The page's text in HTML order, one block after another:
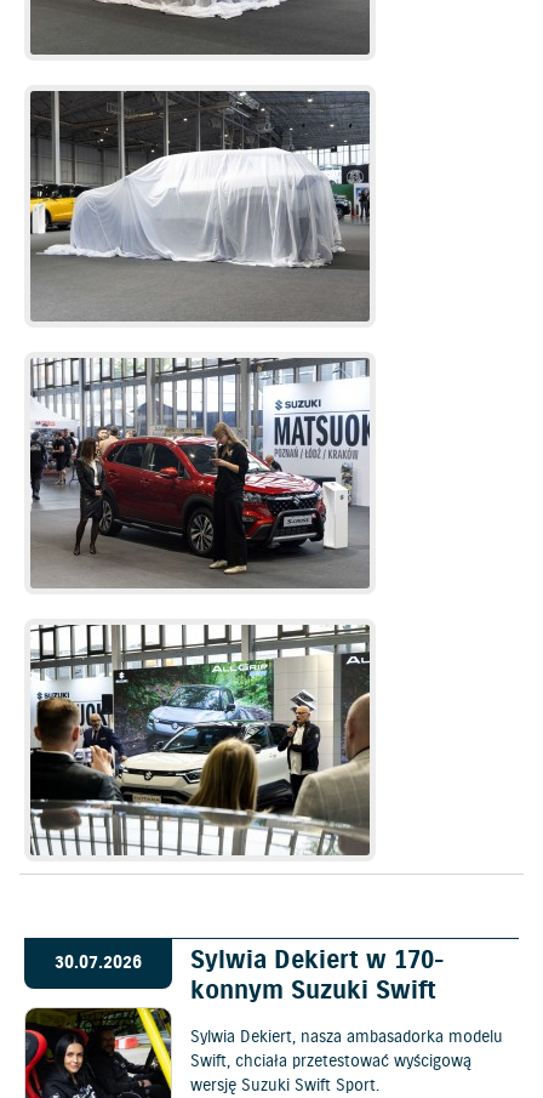
30.07.2026
Sylwia Dekiert w 170-
konnym Suzuki Swift
Sylwia Dekiert, nasza ambasadorka modelu
Swift, chciała przetestować wyścigową
wersję Suzuki Swift Sport.